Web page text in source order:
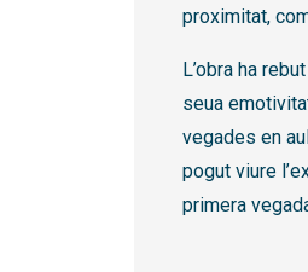
proximitat,
L’obra ha
seua
vegades en
pogut viure
primera